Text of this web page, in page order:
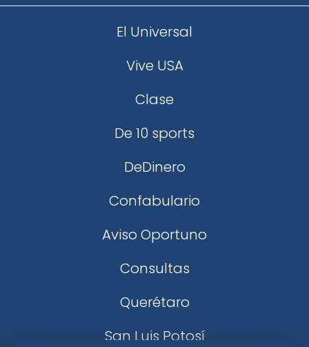
El Universal
Vive USA
Clase
De 10 sports
DeDinero
Confabulario
Aviso Oportuno
Consultas
Querétaro
San Luis Potosí